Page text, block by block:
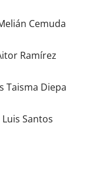
Cemuda
Ramírez
Taisma Diepa
Luis Santos